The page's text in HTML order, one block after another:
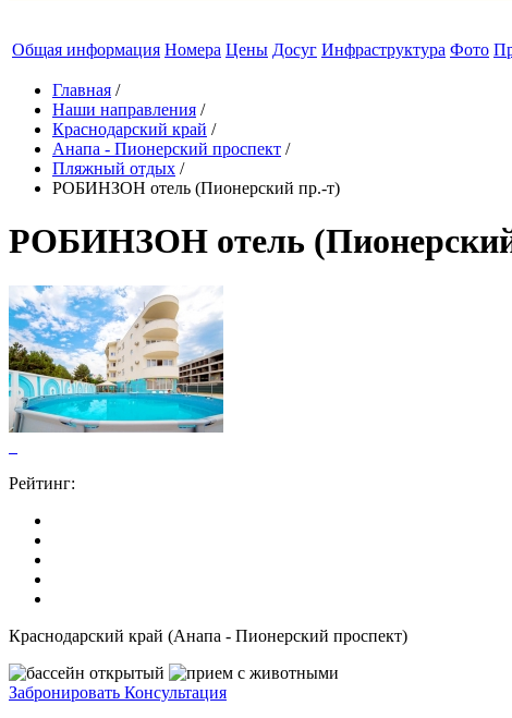
Общая информация Номера Цены Досуг Инфраструктура Фото
Главная /
Наши направления /
Краснодарский край /
Анапа - Пионерский проспект /
Пляжный отдых /
РОБИНЗОН отель (Пионерский пр.-т)
РОБИНЗОН отель
Рейтинг:
Краснодарский край (Анапа - Пионерский проспект)
Забронировать Консультация